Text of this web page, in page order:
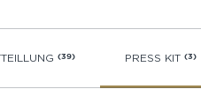
(39) PRESS KIT (3)